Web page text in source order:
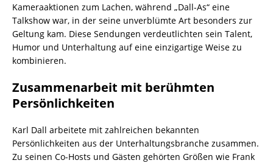
Kameraaktionen zum Lachen, während „Dall-As“ eine
Talkshow war, in der seine unverblümte Art besonders zur
Geltung kam. Diese Sendungen verdeutlichten sein Talent,
Humor und Unterhaltung auf eine einzigartige Weise zu
kombinieren.
Zusammenarbeit mit berühmten
Persönlichkeiten
Karl Dall arbeitete mit zahlreichen bekannten
Persönlichkeiten aus der Unterhaltungsbranche zusammen.
Zu seinen Co-Hosts und Gästen gehörten Größen wie Frank